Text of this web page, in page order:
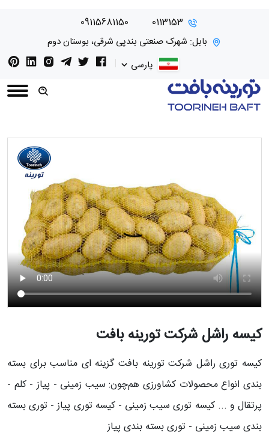
0113153
09115681150
بابل: شهرک صنعتی بندپی شرقی، بوستان دوم
پارسی
کیسه راشل شرکت تورینه بافت
کیسه توری راشل شرکت تورینه بافت گزینه ای مناسب برای بسته
بندی انواع محصولات کشاورزی هم‌چون: سیب زمینی - پیاز - کلم -
پرتقال و ... کیسه توری سیب زمینی - کیسه توری پیاز - توری بسته
بندی سیب زمینی - توری بسته بندی پیاز